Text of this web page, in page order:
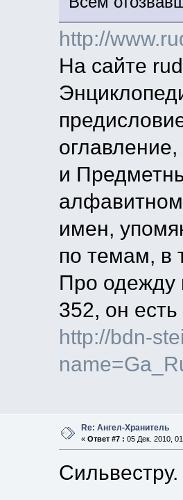
http://
На сайте
и
имен,
по темам, в
Про одежду
352, он
http://bdn-
Re: Ангел-Хранитель
« Ответ #7 : 05 Дек. 2010,